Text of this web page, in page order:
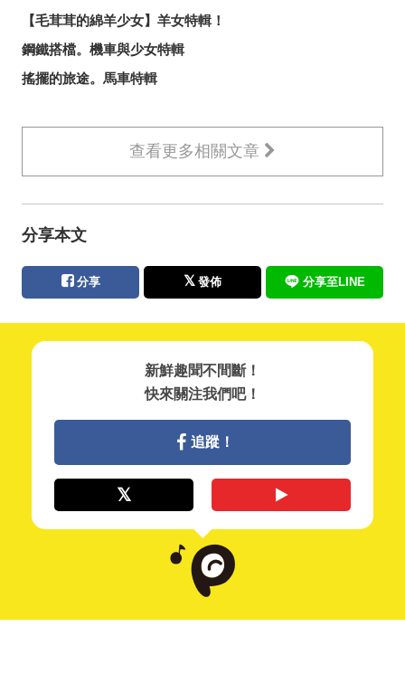
【毛茸茸的綿羊少女】羊女特輯！
鋼鐵搭檔。機車與少女特輯
搖擺的旅途。馬車特輯
查看更多相關文章
分享本文
分享 發佈 分享至LINE
新鮮趣聞不間斷！
快來關注我們吧！
追蹤！